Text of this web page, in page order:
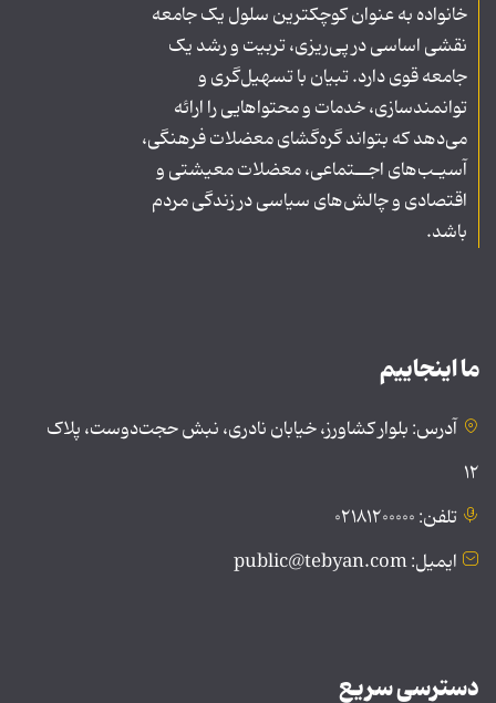
خانواده به عنوان کوچکترین سلول یک جامعه
نقشی اساسی در پی‌ریزی، تربیت و رشد یک
جامعه قوی دارد. تبیان با تسهیل‌گری و
توانمندسازی، خدمات و محتواهایی را ارائه
می‌دهد که بتواند گره‌گشای معضلات فرهنگی،
آسیـب‌های اجــتماعی، معضلات معیشتی و
اقتصادی و چالش‌های سیاسی در زندگی مردم
باشد.
ما اینجاییم
آدرس: بلوار کشاورز، خیابان نادری، نبش حجت‌دوست، پلاک
۱۲
تلفن: ۰۲۱۸۱۲۰۰۰۰۰
ایمیل: public@tebyan.com
دسترسی سریع